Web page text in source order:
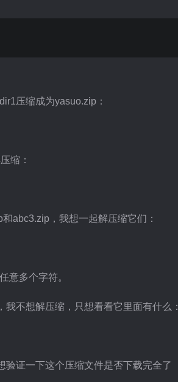
压缩成为yasuo.zip：
缩：
abc3.zip，我想一起解压缩它们：
意多个字符。
不想解压缩，只想看看它里面有什么：
验证一下这个压缩文件是否下载完全了